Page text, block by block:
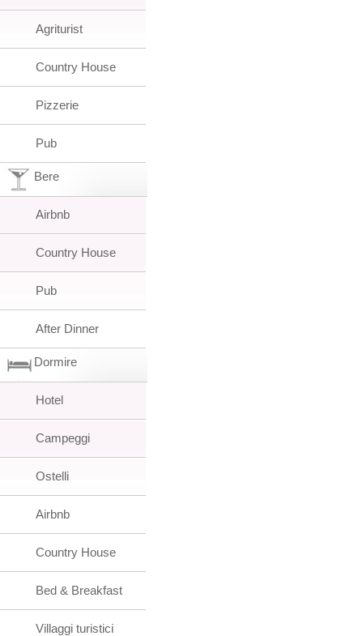
Agriturist
Country House
Pizzerie
Pub
Bere
Airbnb
Country House
Pub
After Dinner
Dormire
Hotel
Campeggi
Ostelli
Airbnb
Country House
Bed & Breakfast
Villaggi turistici